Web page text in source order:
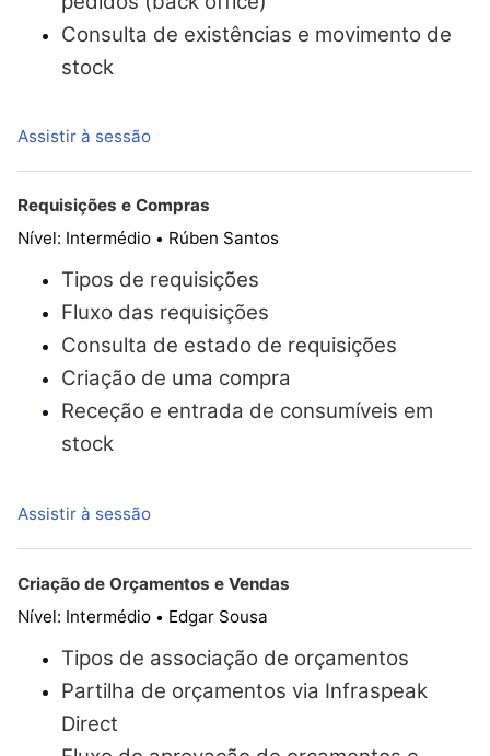
Consulta de existências e movimento de
stock
Assistir à sessão
Requisições e Compras
Nível: Intermédio • Rúben Santos
Tipos de requisições
Fluxo das requisições
Consulta de estado de requisições
Criação de uma compra
Receção e entrada de consumíveis em
stock
Assistir à sessão
Criação de Orçamentos e Vendas
Nível: Intermédio • Edgar Sousa
Tipos de associação de orçamentos
Partilha de orçamentos via Infraspeak
Direct